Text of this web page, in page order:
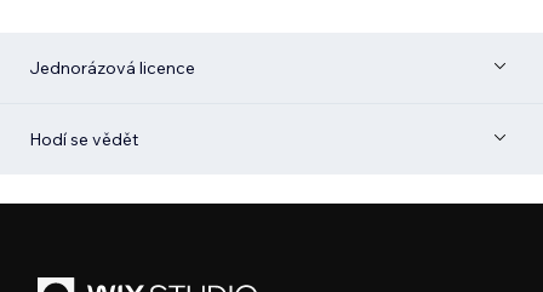
Jednorázová licence
Hodí se vědět